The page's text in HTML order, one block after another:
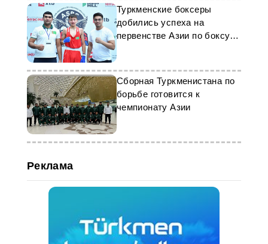
Туркменские боксеры
добились успеха на
первенстве Азии по боксу в
Сборная Туркменистана по
борьбе готовится к
чемпионату Азии
Реклама